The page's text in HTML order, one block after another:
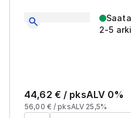
2-5
44,62 € / pksALV 0%
56,00 € / pksALV 25,5%